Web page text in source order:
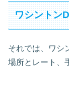
ワシントン
それでは、ワシ
場所とレート、